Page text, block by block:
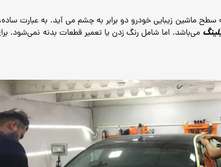
سطح ماشین زیبایی خودرو دو برابر به چشم می آید. به عبارت
می‌باشد. اما شامل رنگ زدن یا تعمیر قطعات بدنه نمی‌شود.